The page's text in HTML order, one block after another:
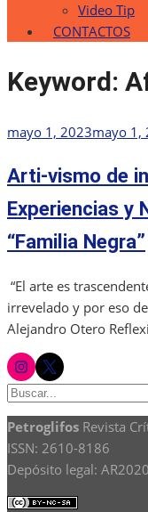
Video Tip
CONTACTOS
Keyword:
Publicada
mayo 1, 2023mayo 1,
Arti-vismo de
Experiencias y
“Familia Negra”
“El arte es
irrevelado y por eso
Alejandro Otero
instagram
twitter
Buscar:
Petroglifos Revista
ISSN: 2610-8186
Depósito legal: